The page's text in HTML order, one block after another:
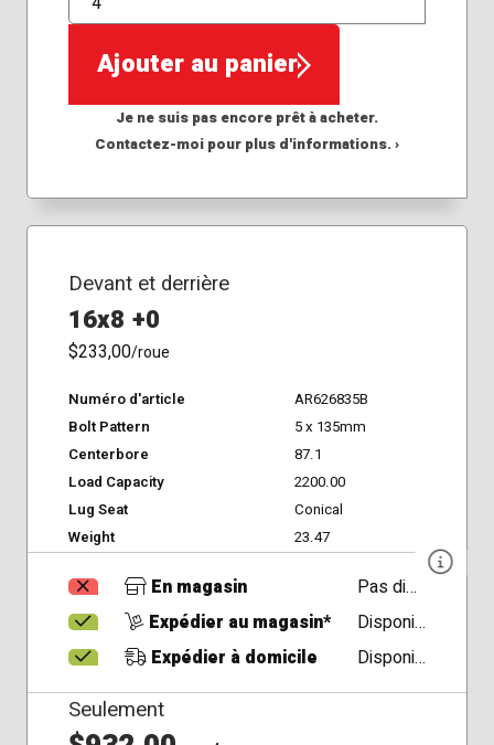
QTÉ
Ajouter au panier
Je ne suis pas encore prêt à acheter.
Contactez-moi pour plus d'informations. ›
Devant et derrière
16x8 +0
$233,00/roue
Numéro d'article
AR626835B
Bolt Pattern
5 x 135mm
Centerbore
87.1
Load Capacity
2200.00
Lug Seat
Conical
Weight
23.47
En magasin
Pas disponible
Expédier au magasin*
Disponible
Expédier à domicile
Disponible
Seulement